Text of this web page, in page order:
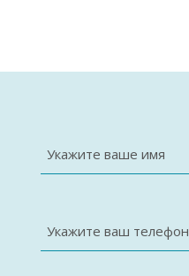
Укажите ваше имя
Укажите ваш телефон